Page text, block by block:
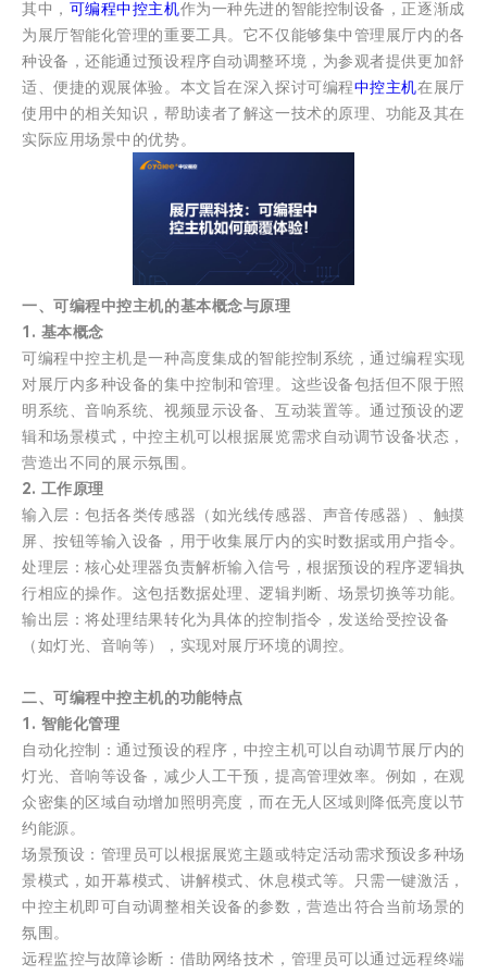
其中， 可编程中控主机作为一种先进的智能控制设备，正逐渐成
为展厅智能化管理的重要工具。它不仅能够集中管理展厅内的各
种设备，还能通过预设程序自动调整环境，为参观者提供更加舒
适、便捷的观展体验。本文旨在深入探讨可编程中控主机在展厅
使用中的相关知识，帮助读者了解这一技术的原理、功能及其在
实际应用场景中的优势。
一、可编程中控主机的基本概念与原理
1. 基本概念
可编程中控主机是一种高度集成的智能控制系统，通过编程实现
对展厅内多种设备的集中控制和管理。这些设备包括但不限于照
明系统、音响系统、视频显示设备、互动装置等。通过预设的逻
辑和场景模式，中控主机可以根据展览需求自动调节设备状态，
营造出不同的展示氛围。
2. 工作原理
输入层：包括各类传感器（如光线传感器、声音传感器）、触摸
屏、按钮等输入设备，用于收集展厅内的实时数据或用户指令。
处理层：核心处理器负责解析输入信号，根据预设的程序逻辑执
行相应的操作。这包括数据处理、逻辑判断、场景切换等功能。
输出层：将处理结果转化为具体的控制指令，发送给受控设备
（如灯光、音响等），实现对展厅环境的调控。
二、可编程中控主机的功能特点
1. 智能化管理
自动化控制：通过预设的程序，中控主机可以自动调节展厅内的
灯光、音响等设备，减少人工干预，提高管理效率。例如，在观
众密集的区域自动增加照明亮度，而在无人区域则降低亮度以节
约能源。
场景预设：管理员可以根据展览主题或特定活动需求预设多种场
景模式，如开幕模式、讲解模式、休息模式等。只需一键激活，
中控主机即可自动调整相关设备的参数，营造出符合当前场景的
氛围。
远程监控与故障诊断：借助网络技术，管理员可以通过远程终端